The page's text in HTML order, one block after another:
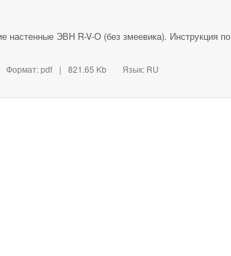
настенные ЭВН R-V-O (без змеевика). Инструкция по
Формат: pdf | 821.65 Kb Язык: RU